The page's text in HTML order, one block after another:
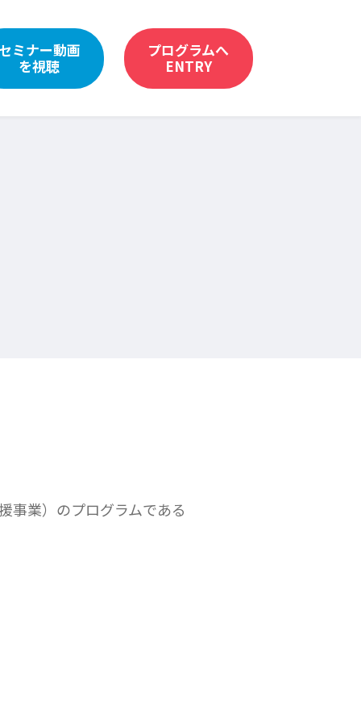
セミナー動画
を視聴
プログラムへ
ENTRY
事業）のプログラムである